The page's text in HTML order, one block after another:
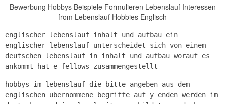
Bewerbung Hobbys Beispiele Formulieren Lebenslauf Interessen
from Lebenslauf Hobbies Englisch
englischer lebenslauf inhalt und aufbau ein
englischer lebenslauf unterscheidet sich von einem
deutschen lebenslauf in inhalt und aufbau worauf es
ankommt hat e fellows zusammengestellt
hobbys im lebenslauf die bitte angeben aus dem
englischen übernommene begriffe auf y enden werden im